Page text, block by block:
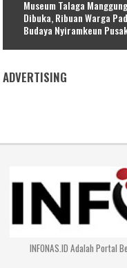
Museum Talaga
Dibuka, Ribuan Warga
Budaya Nyiramkeun
ADVERTISING
INFONAS.ID Adalah Portal